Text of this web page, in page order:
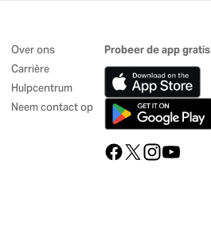
Over ons
Carrière
Hulpcentrum
Neem contact op
Probeer de app gratis